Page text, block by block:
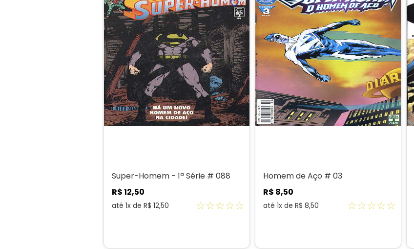
Super-Homem - 1ª Série # 088
R$12,50
até 1x de R$ 12,50 ☆☆☆☆☆
Homem de Aço # 03
R$ 8,50
até 1x de R$ 8,50 ☆☆☆☆☆